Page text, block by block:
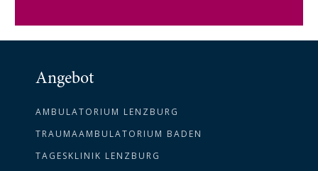
Angebot
AMBULATORIUM LENZBURG
TRAUMAAMBULATORIUM BADEN
TAGESKLINIK LENZBURG